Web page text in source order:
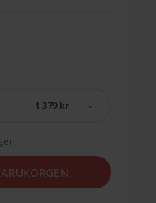
1 379 kr